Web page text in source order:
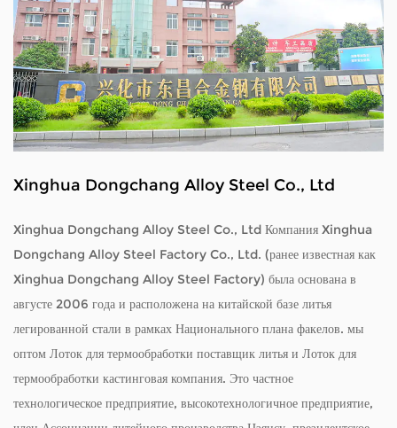
Xinghua Dongchang Alloy Steel Co., Ltd
Xinghua Dongchang Alloy Steel Co., Ltd Компания Xinghua
Dongchang Alloy Steel Factory Co., Ltd. (ранее известная как
Xinghua Dongchang Alloy Steel Factory) была основана в
августе 2006 года и расположена на китайской базе литья
легированной стали в рамках Национального плана факелов. мы
оптом Лоток для термообработки поставщик литья и Лоток для
термообработки кастинговая компания. Это частное
технологическое предприятие, высокотехнологичное предприятие,